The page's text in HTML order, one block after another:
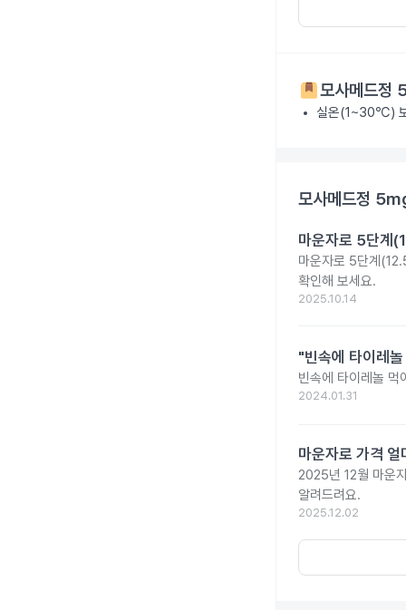
모사메드정
실온(1~30℃)
모사메드정
마운자로 5단계
마운자로 5단계
확인해 보세요.
2025.10.14
"빈속에 타이레
빈속에 타이레놀 먹
2024.01.31
마운자로 가격
2025년 12월 마운
알려드려요.
2025.12.02